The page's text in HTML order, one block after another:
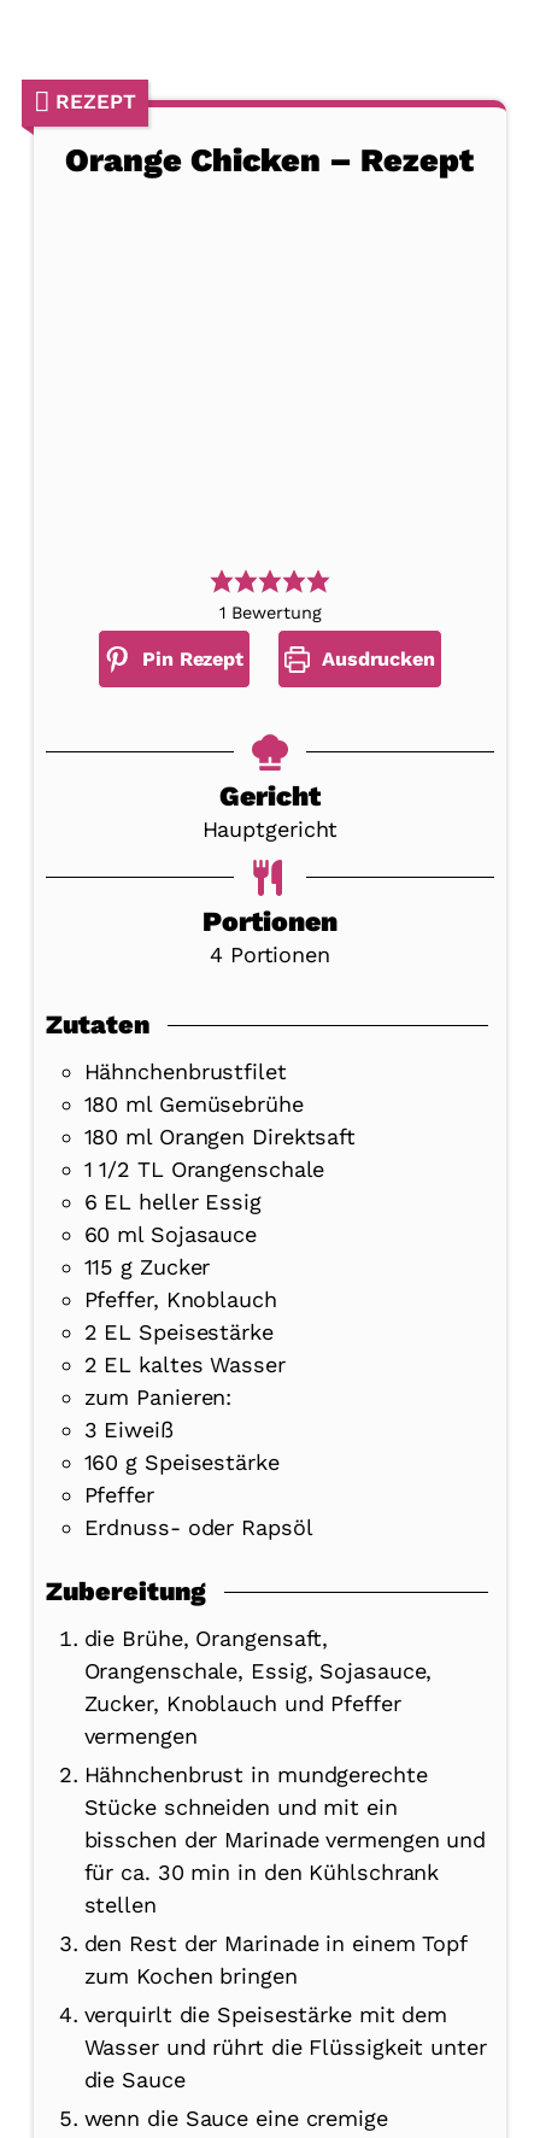
REZEPT
Orange Chicken – Rezept
1 Bewertung
Pin Rezept Ausdrucken
Gericht
Hauptgericht
Portionen
4 Portionen
Zutaten
Hähnchenbrustfilet
180 ml Gemüsebrühe
180 ml Orangen Direktsaft
1 1/2 TL Orangenschale
6 EL heller Essig
60 ml Sojasauce
115 g Zucker
Pfeffer, Knoblauch
2 EL Speisestärke
2 EL kaltes Wasser
zum Panieren:
3 Eiweiß
160 g Speisestärke
Pfeffer
Erdnuss- oder Rapsöl
Zubereitung
die Brühe, Orangensaft,
Orangenschale, Essig, Sojasauce,
Zucker, Knoblauch und Pfeffer
vermengen
Hähnchenbrust in mundgerechte
Stücke schneiden und mit ein
bisschen der Marinade vermengen und
für ca. 30 min in den Kühlschrank
stellen
den Rest der Marinade in einem Topf
zum Kochen bringen
verquirlt die Speisestärke mit dem
Wasser und rührt die Flüssigkeit unter
die Sauce
wenn die Sauce eine cremige